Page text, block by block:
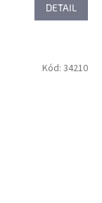
DETAIL
Kód: 34210